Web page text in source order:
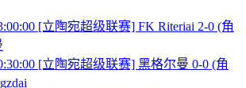
[立陶宛超级联赛] FK Riteriai 2-0 (角
[立陶宛超级联赛] 黑格尔曼 0-0 (角